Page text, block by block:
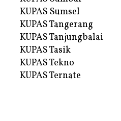
KUPAS Sumsel
KUPAS Tangerang
KUPAS Tanjungbalai
KUPAS Tasik
KUPAS Tekno
KUPAS Ternate